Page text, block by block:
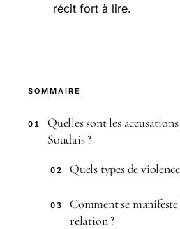
récit fort à lire.
SOMMAIRE
01
Quelles sont les
Soudais ?
02 Quels types de
03
Comment se manifeste
relation ?